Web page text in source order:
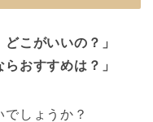
こがいいの？」
おすすめは？」
しょうか？